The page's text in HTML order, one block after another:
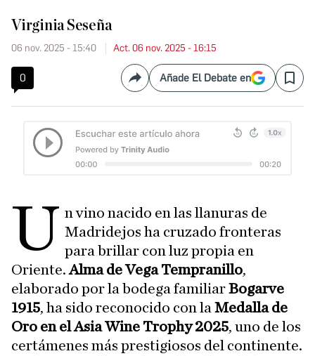
Virginia Seseña
06 nov. 2025 - 15:40 Act. 06 nov. 2025 - 16:15
0 CompartirAñade El Debate en Save
U n vino nacido en las llanuras de
Madridejos ha cruzado fronteras
para brillar con luz propia en
Oriente.Alma de Vega Tempranillo,
elaborado por la bodega familiarBogarve
1915, ha sido reconocido con la Medalla de
Oro en el Asia Wine Trophy 2025, uno de los
certámenes más prestigiosos del continente.